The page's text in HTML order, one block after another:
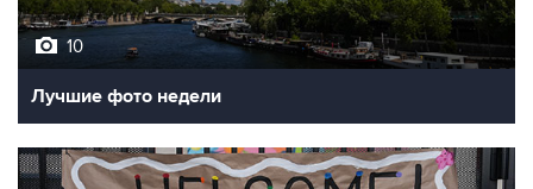
10
Лучшие фото недели